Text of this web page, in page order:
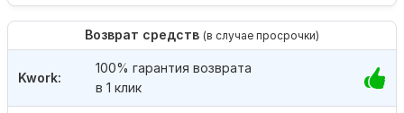
Возврат средств (в случае просрочки)
Kwork:
100% гарантия возврата
в 1 клик